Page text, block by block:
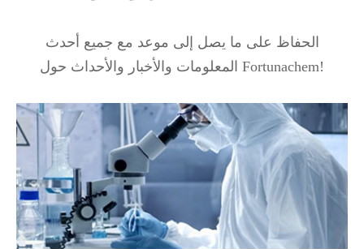
الحفاظ على ما يصل إلى موعد مع جميع أحدث
المعلومات والأخبار والأحداث حول Fortunachem!